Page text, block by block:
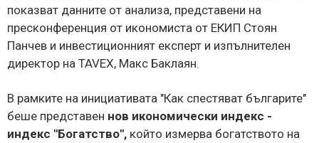
показват данните от анализа, представени на
пресконференция от икономиста от ЕКИП Стоян
Панчев и инвестиционният експерт и изпълнителен
директор на TAVEX, Макс Баклаян.
В рамките на инициативата "Как спестяват българите"
беше представен нов икономически индекс -
индекс "Богатство", който измерва богатството на